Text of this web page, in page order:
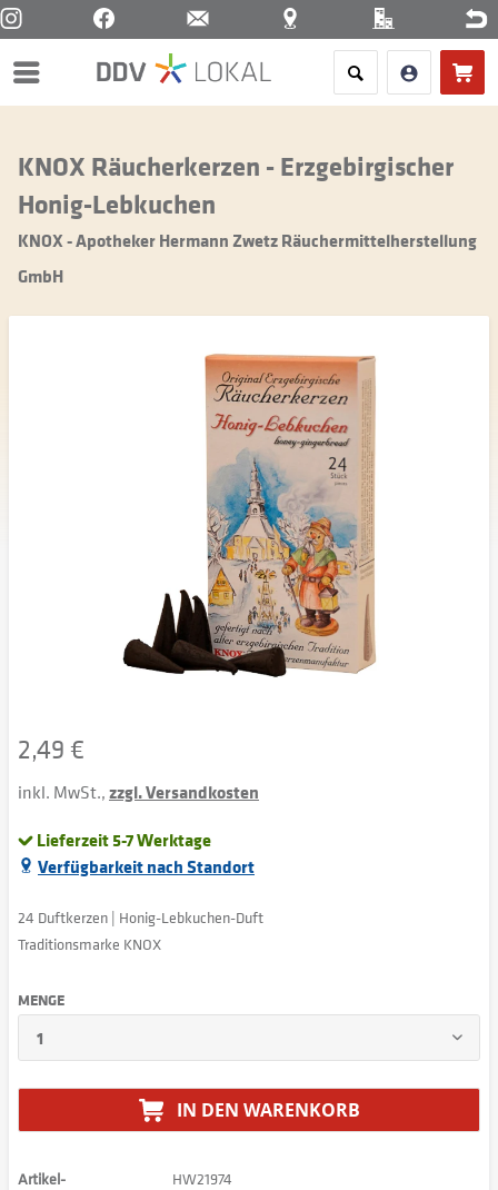
Menü
KNOX Räucherkerzen - Erzgebirgischer
Honig-Lebkuchen
KNOX - Apotheker Hermann Zwetz Räuchermittelherstellung
GmbH
2,49 €
inkl. MwSt.,zzgl. Versandkosten
Lieferzeit 5-7 Werktage
Verfügbarkeit nach Standort
24 Duftkerzen | Honig-Lebkuchen-Duft
Traditionsmarke KNOX
MENGE
IN DEN WARENKORB
Artikel-
HW21974